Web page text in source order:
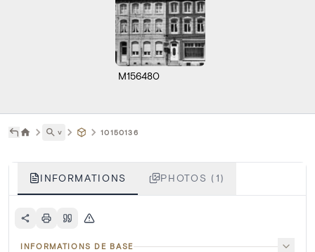
M156480
˅ 10150136
INFORMATIONS PHOTOS (1)
INFORMATIONS DE BASE